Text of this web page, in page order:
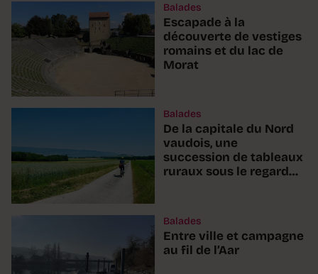
Balades
Escapade à la
découverte de vestiges
romains et du lac de
Morat
Balades
De la capitale du Nord
vaudois, une
succession de tableaux
ruraux sous le regard
Balades
Entre ville et campagne
au fil de l’Aar